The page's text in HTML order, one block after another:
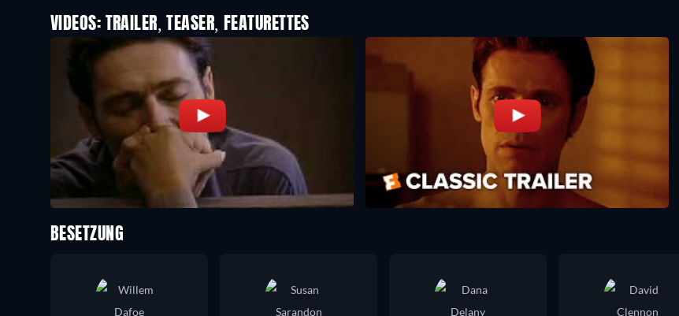
VIDEOS: TRAILER, TEASER, FEATURETTES
BESETZUNG